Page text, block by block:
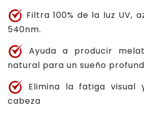
Filtra 100% de la luz UV,
540nm.
Ayuda a producir
natural para un sueño
Elimina la fatiga visual
cabeza